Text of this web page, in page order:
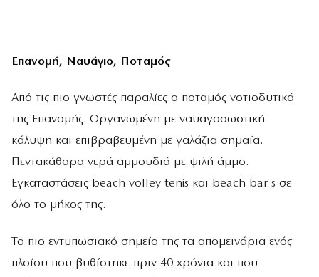
Επανομή, Ναυάγιο, Ποταμός
Από τις πιο γνωστές παραλίες ο ποταμός νοτιοδυτικά
της Επανομής. Οργανωμένη με ναυαγοσωστική
κάλυψη και επιβραβευμένη με γαλάζια σημαία.
Πεντακάθαρα νερά αμμουδιά με ψιλή άμμο.
Εγκαταστάσεις beach volley tenis και beach bar s σε
όλο το μήκος της.
Το πιο εντυπωσιακό σημείο της τα απομεινάρια ενός
πλοίου που βυθίστηκε πριν 40 χρόνια και που